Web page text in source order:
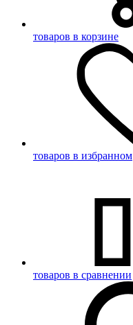
товаров в корзине
товаров в избранном
товаров в сравнении